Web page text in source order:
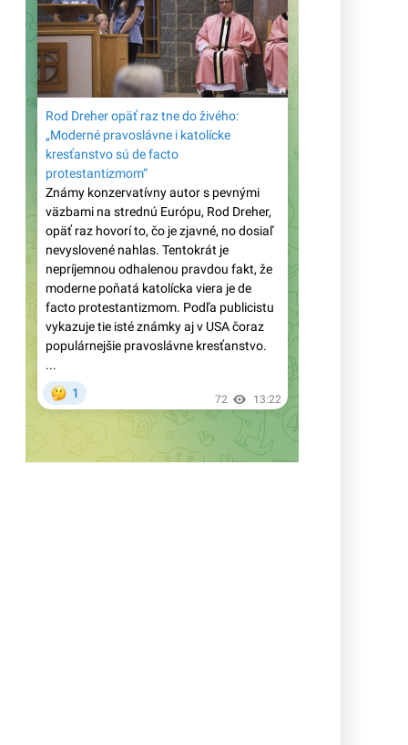
Lev XIV. vymenoval
konzervatívneho arcibiskupa
Cordileoneho do Apoštolskej
signatúry, najvyššieho súdu
katolíckej Cirkvi
Kardinál Zen o LGBT a súčasnom
svete: „Milosrdný Boh zoslal oheň
aj na zničenie Sodomy“
Prestížny katolícky denník Aavenire
ohlasuje s 10. výročím Amoris
laetitia a stretnutím biskupov
zvolaným Levom XIV., príklon k
alternatívnym „rodinám“
Ako progresivizmus „podporuje“
vedu: Woke Británia zastavuje
financovanie ikonického
rádioteleskopu, ktorému preto
hrozí zatvorenie
Právna zástupkyňa Rupnikových
obetí zneužívania kritizuje „úplné